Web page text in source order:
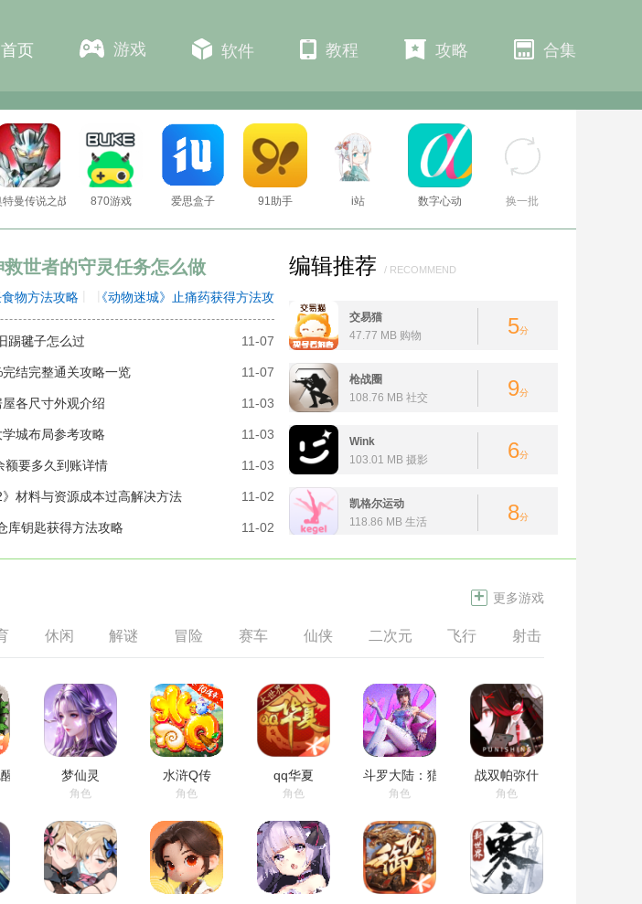
首页 游戏 软件 教程 攻略 合集
特曼传说之战 870游戏 爱思盒子 91助手 i站 数字心动 换一批
君临传奇：打造了经典的传奇世界，战法道三大职业
救世者的守灵任务怎么做
物方法攻略 《动物迷城》止痛药获得方法攻略
|
踢毽子怎么过 11-07
结完整通关攻略一览 11-07
各尺寸外观介绍 11-03
城布局参考攻略 11-03
额要多久到账详情 11-03
》材料与资源成本过高解决方法 11-02
库钥匙获得方法攻略 11-02
编辑推荐 / RECOMMEND
交易猫
47.77 MB 购物
5分
枪战圈
108.76 MB 社交
9分
Wink
103.01 MB 摄影
6分
凯格尔运动
118.86 MB 生活
8分
+ 更多游戏
休闲 解谜 冒险 赛车 仙侠 二次元 飞行 射击
梦仙灵
角色
水浒Q传
角色
qq华夏
角色
斗罗大陆：猎魂世界
角色
战双帕弥什
角色